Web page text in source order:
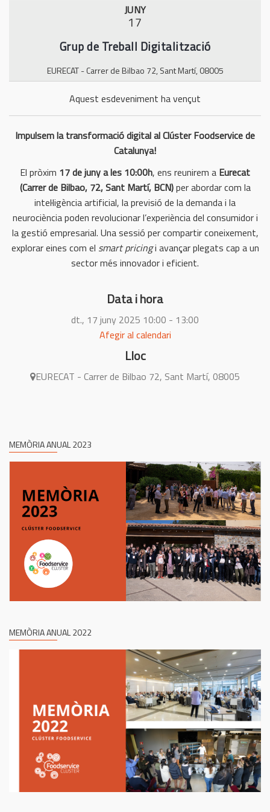
JUNY
17
Grup de Treball Digitalització
EURECAT - Carrer de Bilbao 72, Sant Martí, 08005
Aquest esdeveniment ha vençut
Impulsem la transformació digital al Clúster Foodservice de
Catalunya!
El pròxim 17 de juny a les 10:00h, ens reunirem a Eurecat
(Carrer de Bilbao, 72, Sant Martí, BCN)per abordar com la
intel·ligència artificial, la previsió de la demanda i la
neurociència poden revolucionar l’experiència del consumidor i
la gestió empresarial. Una sessió per compartir coneixement,
explorar eines com el smart pricingi avançar plegats cap a un
sector més innovador i eficient.
Data i hora
dt., 17 juny 2025 10:00 - 13:00
Afegir al calendari
Lloc
EURECAT - Carrer de Bilbao 72, Sant Martí, 08005
MEMÒRIA ANUAL 2023
MEMÒRIA ANUAL 2022